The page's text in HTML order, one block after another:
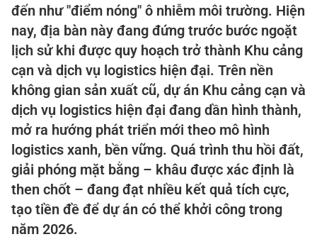
đến như "điểm nóng" ô nhiễm môi trường. Hiện
nay, địa bàn này đang đứng trước bước ngoặt
lịch sử khi được quy hoạch trở thành Khu cảng
cạn và dịch vụ logistics hiện đại. Trên nền
không gian sản xuất cũ, dự án Khu cảng cạn và
dịch vụ logistics hiện đại đang dần hình thành,
mở ra hướng phát triển mới theo mô hình
logistics xanh, bền vững. Quá trình thu hồi đất,
giải phóng mặt bằng – khâu được xác định là
then chốt – đang đạt nhiều kết quả tích cực,
tạo tiền đề để dự án có thể khởi công trong
năm 2026.